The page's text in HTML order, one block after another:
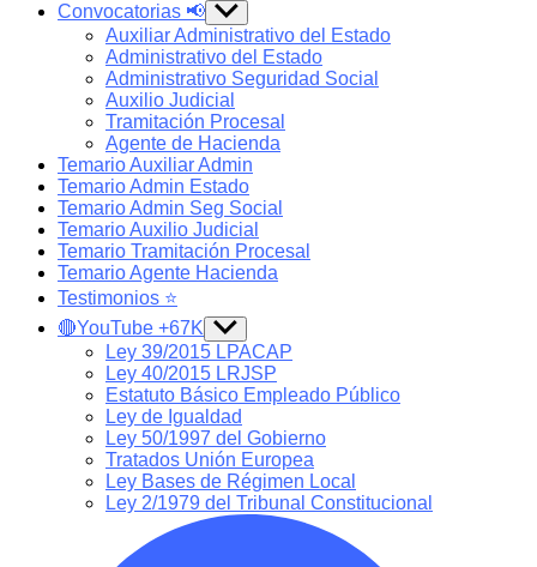
Convocatorias 📢 Show
sub
menu
Auxiliar Administrativo del Estado
Administrativo del Estado
Administrativo Seguridad Social
Auxilio Judicial
Tramitación Procesal
Agente de Hacienda
Temario Auxiliar Admin
Temario Admin Estado
Temario Admin Seg Social
Temario Auxilio Judicial
Temario Tramitación Procesal
Temario Agente Hacienda
Testimonios ⭐️
🔴YouTube +67K Show
sub
menu
Ley 39/2015 LPACAP
Ley 40/2015 LRJSP
Estatuto Básico Empleado Público
Ley de Igualdad
Ley 50/1997 del Gobierno
Tratados Unión Europea
Ley Bases de Régimen Local
Ley 2/1979 del Tribunal Constitucional